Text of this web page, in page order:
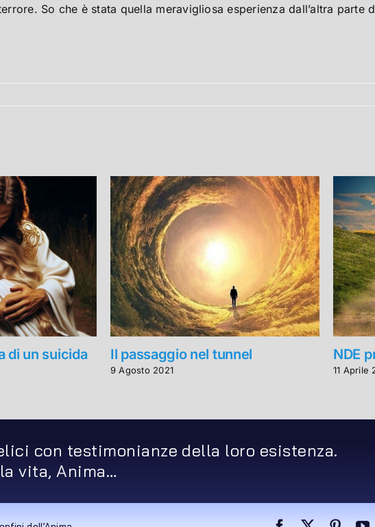
So che è stata quella meravigliosa esperienza dall’altra parte
di un suicida Il passaggio nel tunnel
9 Agosto 2021
NDE
11 Aprile
con testimonianze della loro esistenza.
vita, Anima…